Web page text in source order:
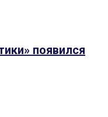
появился